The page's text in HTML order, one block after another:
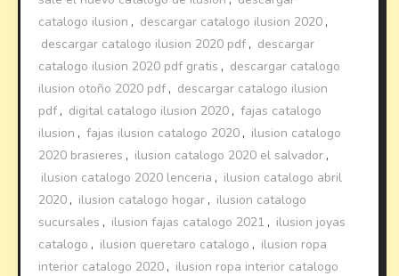
catalogo ilusion , descargar catalogo ilusion 2020 ,
descargar catalogo ilusion 2020 pdf , descargar
catalogo ilusion 2020 pdf gratis , descargar catalogo
ilusion otoño 2020 pdf , descargar catalogo ilusion
pdf , digital catalogo ilusion 2020 , fajas catalogo
ilusion , fajas ilusion catalogo 2020 , ilusion catalogo
2020 brasieres , ilusion catalogo 2020 el salvador ,
ilusion catalogo 2020 lenceria , ilusion catalogo abril
2020 , ilusion catalogo hogar , ilusion catalogo
sucursales , ilusion fajas catalogo 2021 , ilusion joyas
catalogo , ilusion queretaro catalogo , ilusion ropa
interior catalogo 2020 , ilusion ropa interior catalogo